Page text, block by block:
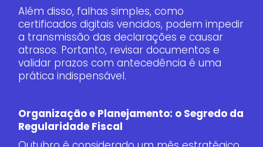
Além disso, falhas simples, como
certificados digitais vencidos, podem impedir
a transmissão das declarações e causar
atrasos. Portanto, revisar documentos e
validar prazos com antecedência é uma
prática indispensável.
Organização e Planejamento: o Segredo da
Regularidade Fiscal